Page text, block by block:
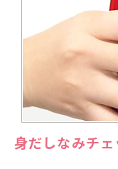
身だしなみチ